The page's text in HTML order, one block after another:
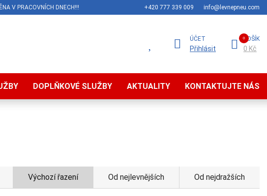
V PRACOVNÍCH DNECH!!! +420 777 339 009 info@levnepneu.com
ÚČET
Přihlásit
KOŠÍK
0 Kč
DOPLŇKOVÉ SLUŽBY AKTUALITY KONTAKTUJTE NÁS
Výchozí řazení Od nejlevnějších Od nejdražších